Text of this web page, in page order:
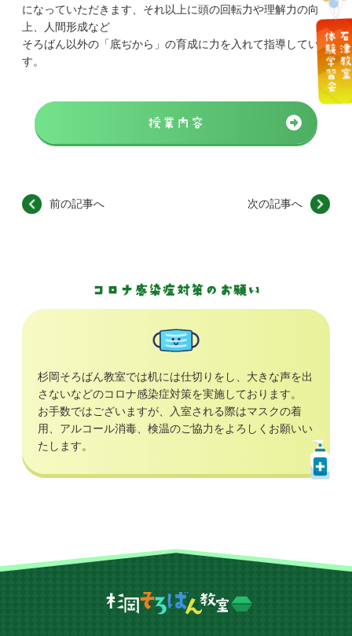
になっていただきます、それ以上に頭の回転力や理解力の向
上、人間形成など
そろばん以外の「底ぢから」の育成に力を入れて指導していま
す。
授業内容
前の記事へ 次の記事へ
コロナ感染症対策のお願い
杉岡そろばん教室では机には仕切りをし、大きな声を出
さないなどのコロナ感染症対策を実施しております。
お手数ではございますが、入室される際はマスクの着
用、アルコール消毒、検温のご協力をよろしくお願いい
たします。
石津教室
体験学習会